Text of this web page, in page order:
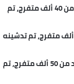
وايضااستاد الثمامة الذي يحتضن لأزيد من 40 ألف متفرج، تم
استاد الوكرة الذي يحتضن لأزيد من 45 ألف متفرج، تم تدشينه
واستاد خليفة الدولي الذي يحتضن لأزيد من 50 ألف متفرج، تم